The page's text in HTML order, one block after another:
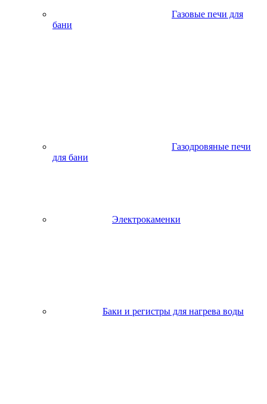
Газовые печи для
бани
Газодровяные печи
для бани
Электрокаменки
Баки и регистры для нагрева воды